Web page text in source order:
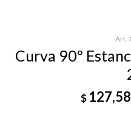
Curva 90º
$ 127,58